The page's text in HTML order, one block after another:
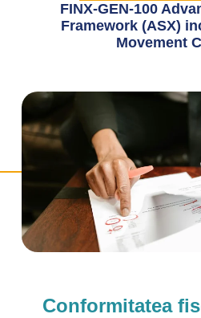
FINX-GEN-100
Framework (ASX)
Movement
Conformitatea